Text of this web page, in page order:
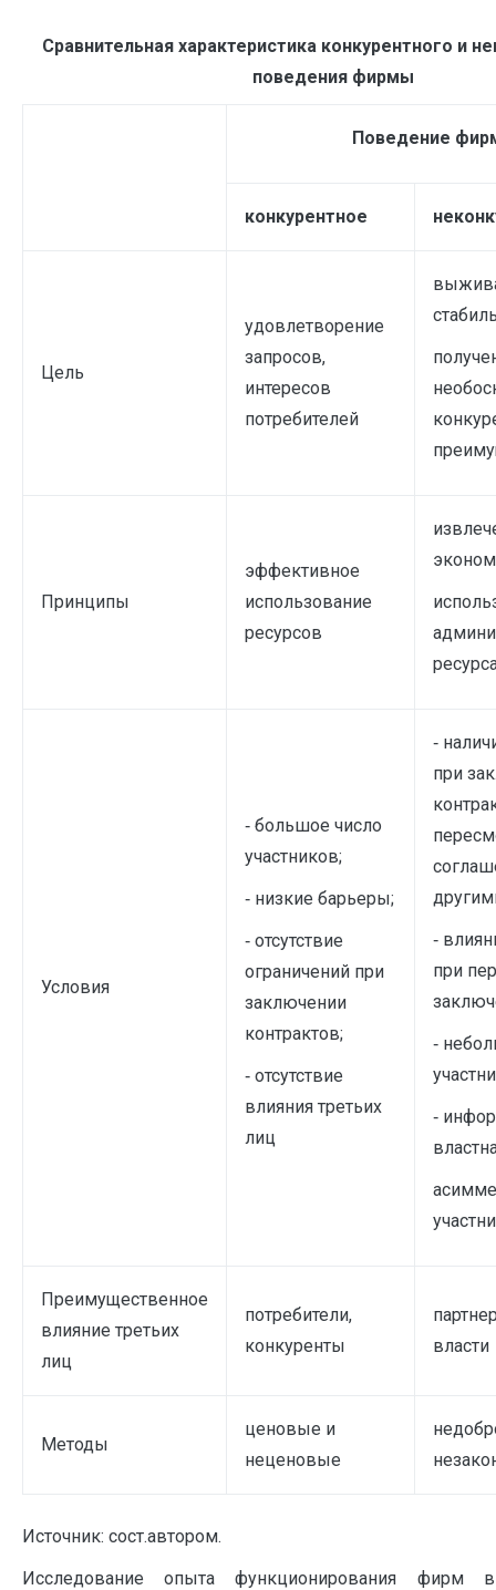
Сравнительная характеристика конкурентного и
поведения фирмы
Поведение
конкурентное
Цель
удовлетворение
запросов,
интересов
потребителей
Принципы
эффективное
использование
ресурсов
Условия
‑ большое число
участников;
‑ низкие барьеры;
‑ отсутствие
ограничений при
заключении
контрактов;
‑ отсутствие
влияния третьих
лиц
‑
при
‑
при
‑
‑
Преимущественное
влияние третьих
лиц
потребители,
конкуренты
власти
Методы
ценовые и
неценовые
Источник: сост.автором.
Исследование опыта функционирования фирм